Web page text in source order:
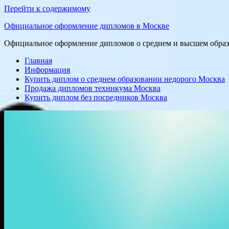
Перейти к содержимому
Официальное оформление дипломов в Москве
Официальное оформление дипломов о среднем и высшем
Главная
Информация
Купить диплом о среднем образовании недорого Москва
Продажа дипломов техникума Москва
Купить диплом без посредников Москва